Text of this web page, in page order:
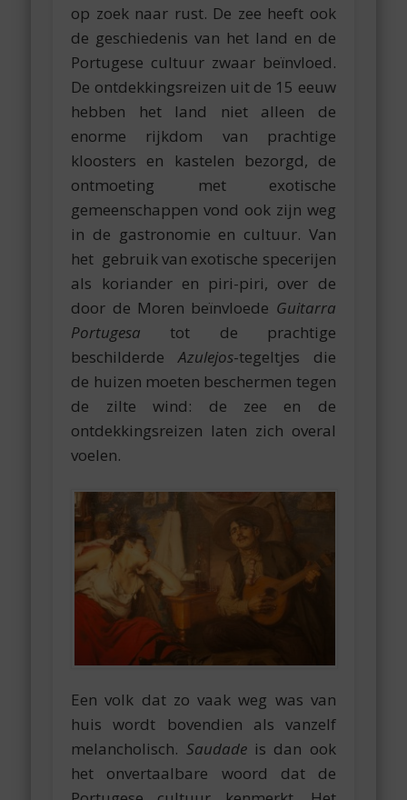
op zoek naar rust. De zee heeft ook
de geschiedenis van het land en de
Portugese cultuur zwaar beïnvloed.
De ontdekkingsreizen uit de 15 eeuw
hebben het land niet alleen de
enorme rijkdom van prachtige
kloosters en kastelen bezorgd, de
ontmoeting met exotische
gemeenschappen vond ook zijn weg
in de gastronomie en cultuur. Van
het gebruik van exotische specerijen
als koriander en piri-piri, over de
door de Moren beïnvloede Guitarra
Portugesatot de prachtige
beschilderdeAzulejos-tegeltjes die
de huizen moeten beschermen tegen
de zilte wind: de zee en de
ontdekkingsreizen laten zich overal
voelen.
Een volk dat zo vaak weg was van
huis wordt bovendien als vanzelf
melancholisch. Saudadeis dan ook
het onvertaalbare woord dat de